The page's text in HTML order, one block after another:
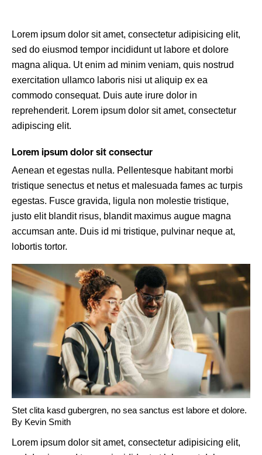
Lorem ipsum dolor sit amet, consectetur adipisicing elit,
sed do eiusmod tempor incididunt ut labore et dolore
magna aliqua. Ut enim ad minim veniam, quis nostrud
exercitation ullamco laboris nisi ut aliquip ex ea
commodo consequat. Duis aute irure dolor in
reprehenderit. Lorem ipsum dolor sit amet, consectetur
adipiscing elit.
Lorem ipsum dolor sit consectur
Aenean et egestas nulla. Pellentesque habitant morbi
tristique senectus et netus et malesuada fames ac turpis
egestas. Fusce gravida, ligula non molestie tristique,
justo elit blandit risus, blandit maximus augue magna
accumsan ante. Duis id mi tristique, pulvinar neque at,
lobortis tortor.
Stet clita kasd gubergren, no sea sanctus est labore et dolore.
By Kevin Smith
Lorem ipsum dolor sit amet, consectetur adipisicing elit,